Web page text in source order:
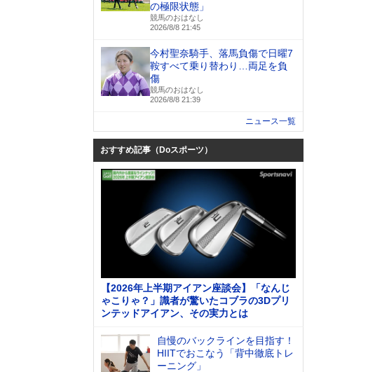
の極限状態」
競馬のおはなし
2026/8/8 21:45
今村聖奈騎手、落馬負傷で日曜7
鞍すべて乗り替わり…両足を負
傷
競馬のおはなし
2026/8/8 21:39
ニュース一覧
おすすめ記事（Doスポーツ）
【2026年上半期アイアン座談会】「なんじ
ゃこりゃ？」識者が驚いたコブラの3Dプリ
ンテッドアイアン、その実力とは
自慢のバックラインを目指す！
HIITでおこなう「背中徹底トレ
ーニング」